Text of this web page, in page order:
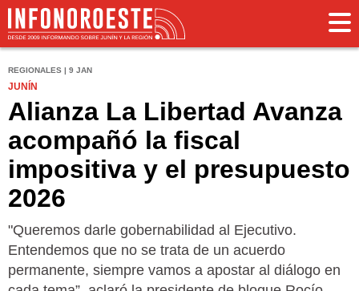
REGIONALES | 9 JAN
JUNÍN
Alianza La Libertad Avanza
acompañó la fiscal
impositiva y el presupuesto
2026
"Queremos darle gobernabilidad al Ejecutivo.
Entendemos que no se trata de un acuerdo
permanente, siempre vamos a apostar al diálogo en